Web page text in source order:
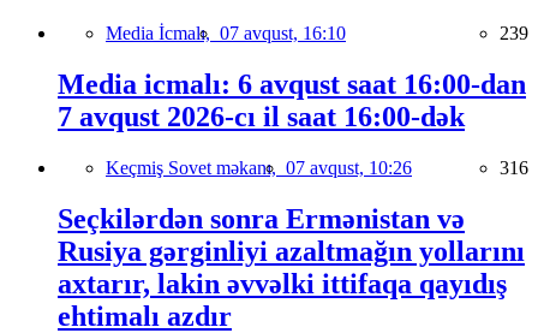
Media İcmalı, 07 avqust, 16:10 239
Media icmalı: 6 avqust saat 16:00-dan
7 avqust 2026-cı il saat 16:00-dək
Keçmiş Sovet məkanı, 07 avqust, 10:26 316
Seçkilərdən sonra Ermənistan və
Rusiya gərginliyi azaltmağın yollarını
axtarır, lakin əvvəlki ittifaqa qayıdış
ehtimalı azdır